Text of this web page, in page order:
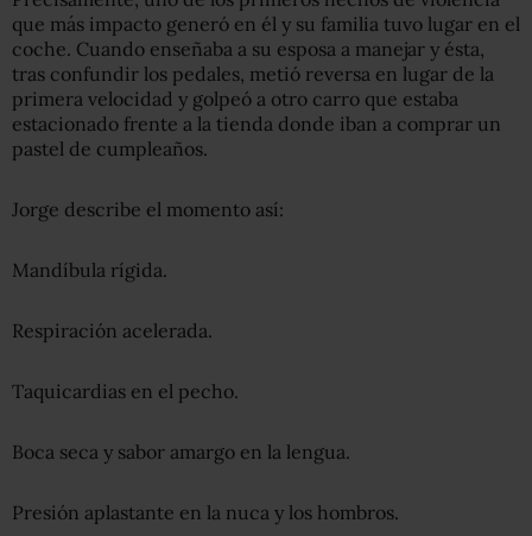
que más impacto generó en él y su familia tuvo lugar en el
coche. Cuando enseñaba a su esposa a manejar y ésta,
tras confundir los pedales, metió reversa en lugar de la
primera velocidad y golpeó a otro carro que estaba
estacionado frente a la tienda donde iban a comprar un
pastel de cumpleaños.
Jorge describe el momento así:
Mandíbula rígida.
Respiración acelerada.
Taquicardias en el pecho.
Boca seca y sabor amargo en la lengua.
Presión aplastante en la nuca y los hombros.